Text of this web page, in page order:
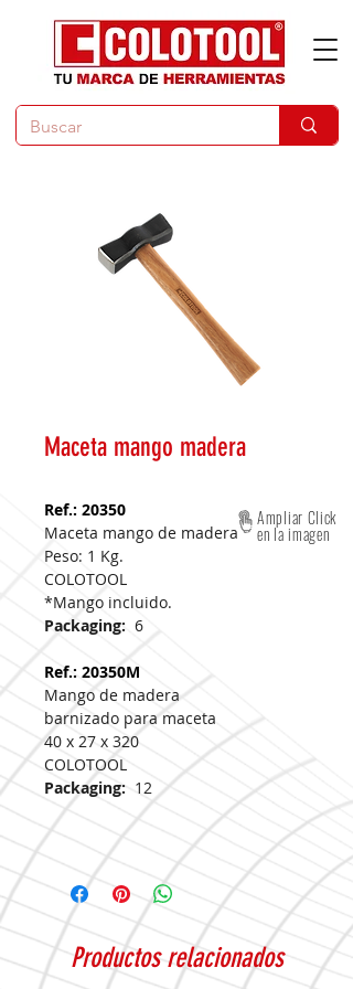
Maceta mango madera
Ref.: 20350
Maceta mango de madera
Peso: 1 Kg.
COLOTOOL
*Mango incluido.
Packaging: 6
Ref.: 20350M
Mango de madera
barnizado para maceta
40 x 27 x 320
COLOTOOL
Packaging: 12
Ampliar Click
en la imagen
Productos relacionados